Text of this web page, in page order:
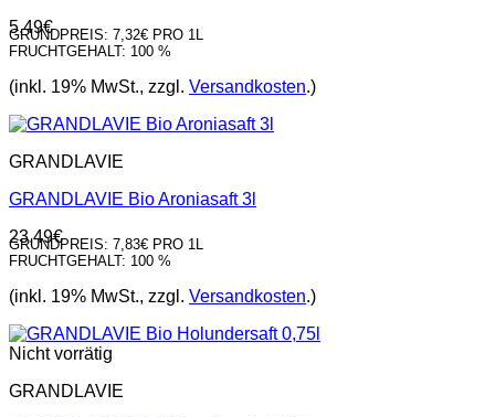
5,49€
GRUNDPREIS: 7,32€ PRO 1L
FRUCHTGEHALT: 100 %
(inkl. 19% MwSt., zzgl. Versandkosten.)
GRANDLAVIE
GRANDLAVIE Bio Aroniasaft 3l
23,49€
GRUNDPREIS: 7,83€ PRO 1L
FRUCHTGEHALT: 100 %
(inkl. 19% MwSt., zzgl. Versandkosten.)
Nicht vorrätig
GRANDLAVIE